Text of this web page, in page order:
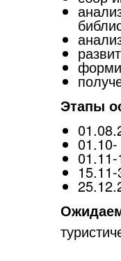
Этапы
01.11-